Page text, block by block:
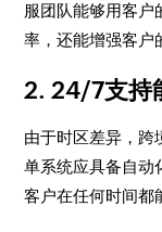
服团队能够用客户
率，还能增强客户
2. 24/7支持
由于时区差异，跨
单系统应具备自动
客户在任何时间都